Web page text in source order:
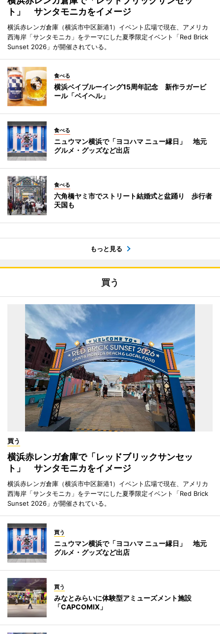
ト」 サンタモニカをイメージ
横浜赤レンガ倉庫（横浜市中区新港1）イベント広場で現在、アメリカ
西海岸「サンタモニカ」をテーマにした夏季限定イベント「Red Brick
Sunset 2026」が開催されている。
食べる
横浜ベイブルーイング15周年記念 新作ラガービ
ール「ベイヘル」
食べる
ニュウマン横浜で「ヨコハマ ニュー縁日」 地元
グルメ・グッズなど出店
食べる
六角橋ヤミ市でストリート結婚式と盆踊り 歩行者
天国も
もっと見る
買う
買う
横浜赤レンガ倉庫で「レッドブリックサンセッ
ト」 サンタモニカをイメージ
横浜赤レンガ倉庫（横浜市中区新港1）イベント広場で現在、アメリカ
西海岸「サンタモニカ」をテーマにした夏季限定イベント「Red Brick
Sunset 2026」が開催されている。
買う
ニュウマン横浜で「ヨコハマ ニュー縁日」 地元
グルメ・グッズなど出店
買う
みなとみらいに体験型アミューズメント施設
「CAPCOMIX」